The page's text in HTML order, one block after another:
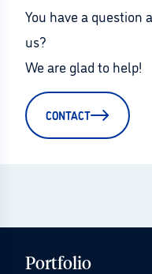
You have a question
us?
We are glad to help!
CONTACT
Portfolio